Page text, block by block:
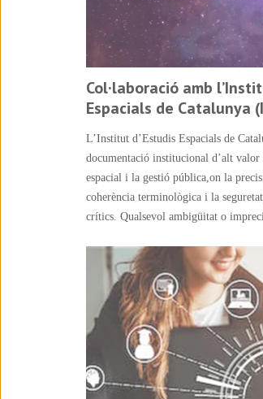
Col·laboració amb
Espacials de Catalunya
L’Institut d’Estudis Espacials de
documentació institucional d’alt valor
espacial i la gestió pública,on la
coherència terminològica i la
crítics. Qualsevol ambigüitat o